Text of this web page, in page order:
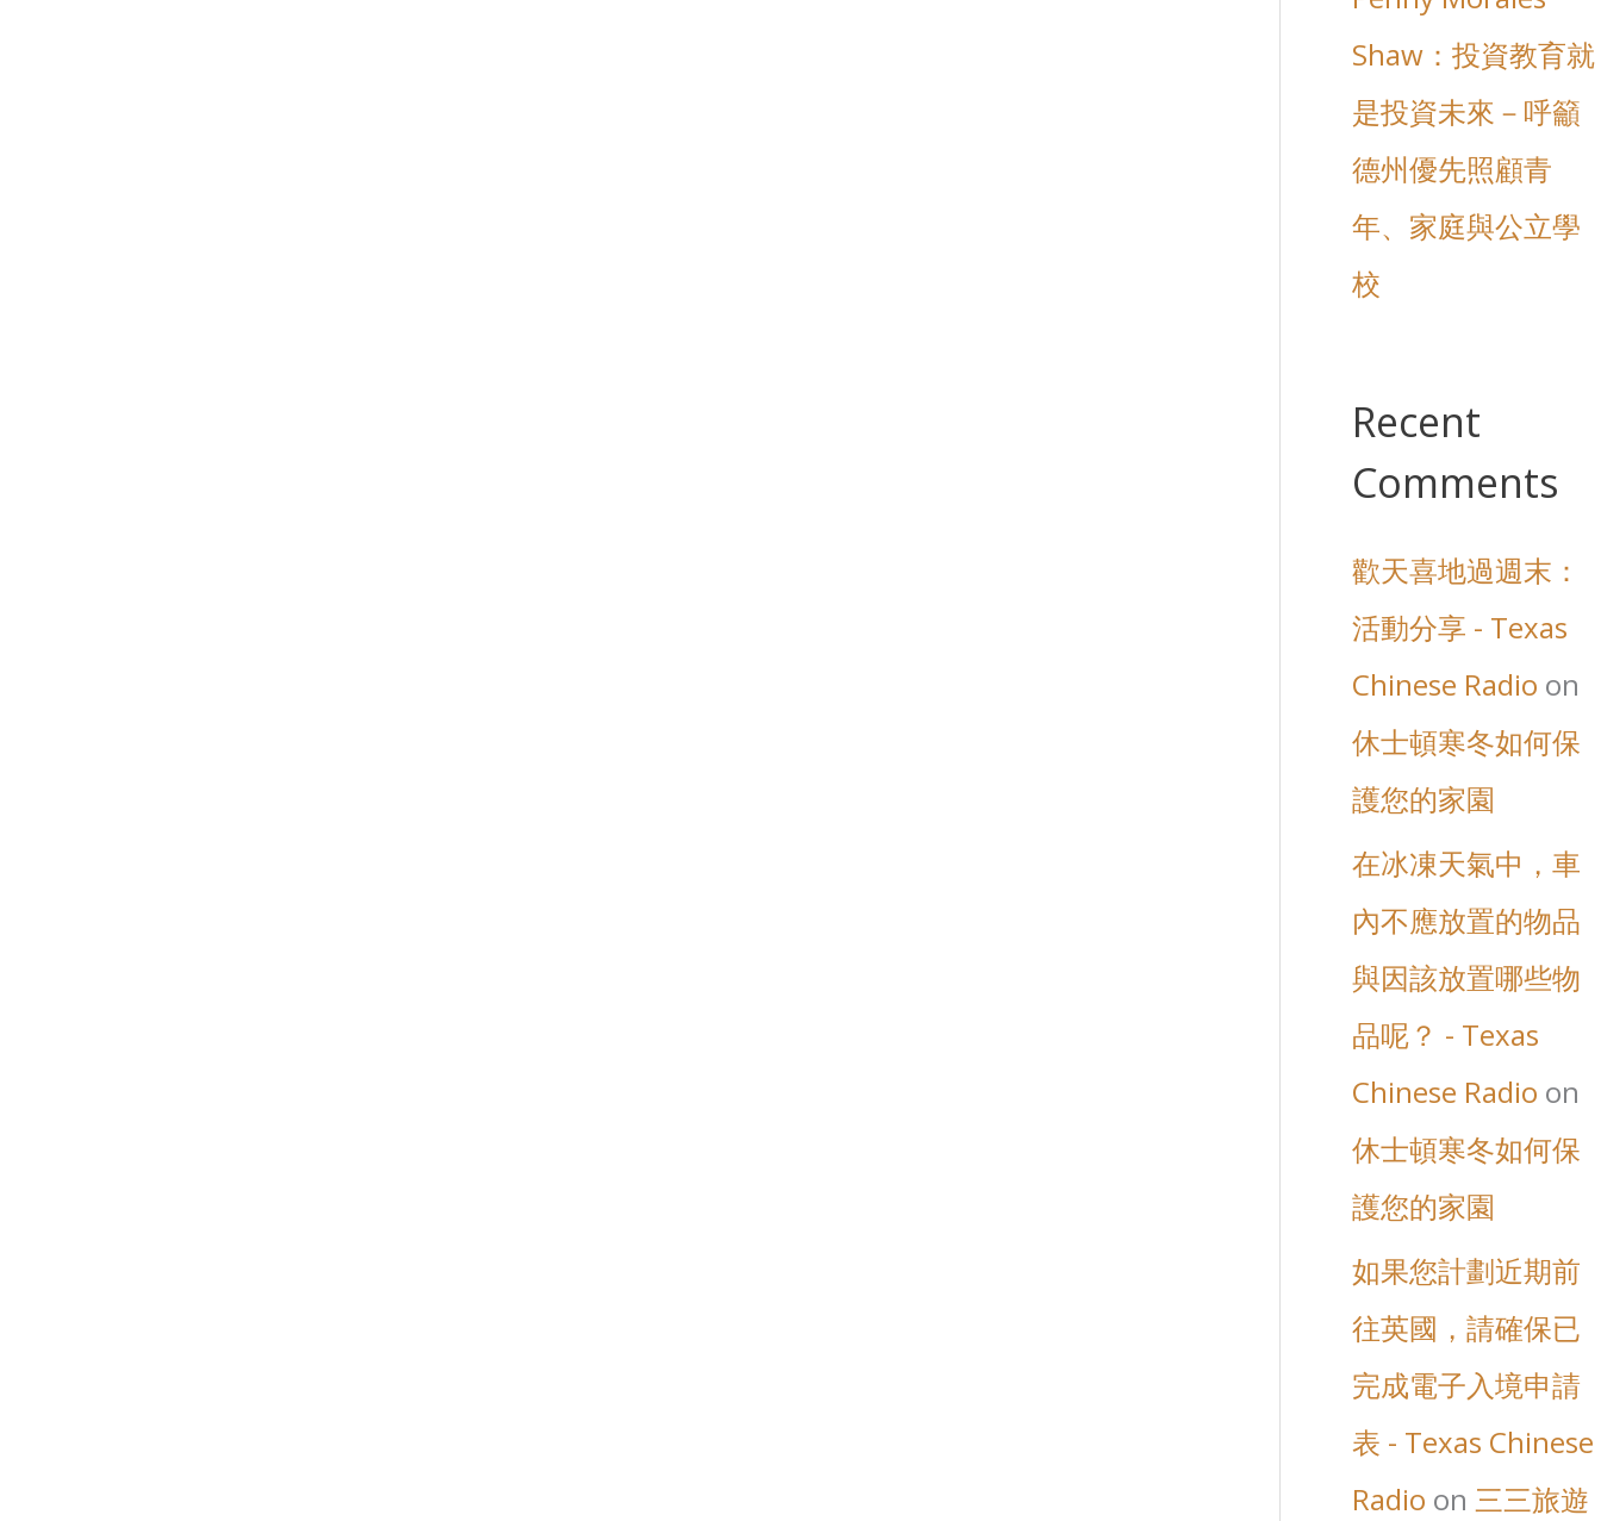
Shaw：投資教育就
是投資未來－呼籲
德州優先照顧青
年、家庭與公立學
校
Recent
Comments
歡天喜地過週末：
活動分享 - Texas
Chinese Radio on
休士頓寒冬如何保
護您的家園
在冰凍天氣中，車
內不應放置的物品
與因該放置哪些物
品呢？ - Texas
Chinese Radio on
休士頓寒冬如何保
護您的家園
如果您計劃近期前
往英國，請確保已
完成電子入境申請
表 - Texas Chinese
Radio on三三旅遊